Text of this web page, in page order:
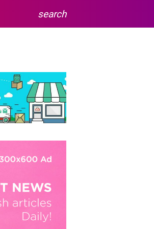
search